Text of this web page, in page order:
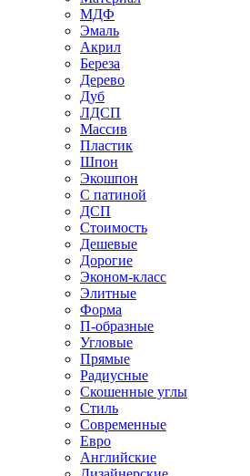
МДФ
Эмаль
Акрил
Береза
Дерево
Дуб
ЛДСП
Массив
Пластик
Шпон
Экошпон
С патиной
ДСП
Стоимость
Дешевые
Дорогие
Эконом-класс
Элитные
Форма
П-образные
Угловые
Прямые
Радиусные
Скошенные углы
Стиль
Современные
Евро
Английские